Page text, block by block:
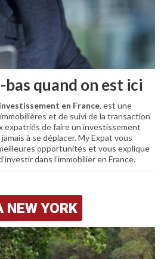
bas quand on est ici
en France, est une
et de suivi de la transaction
expatriés de faire un investissement
à se déplacer. My Expat vous
opportunités et vous explique
dans l’immobilier en France.
NEW YORK